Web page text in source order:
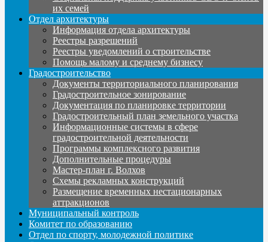
их семей
Отдел архитектуры
Информация отдела архитектуры
Реестры разрешений
Реестры уведомлений о строительстве
Помощь малому и среднему бизнесу
Градостроительство
Документы территориального планирования
Градостроительное зонирование
Документация по планировке территории
Градостроительный план земельного участка
Информационные системы в сфере
градостроительной деятельности
Программы комплексного развития
Дополнительные процедуры
Мастер-план г. Волхов
Схемы рекламных конструкций
Размещение временных нестационарных
аттракционов
Муниципальный контроль
Комитет по образованию
Отдел по спорту, молодежной политике